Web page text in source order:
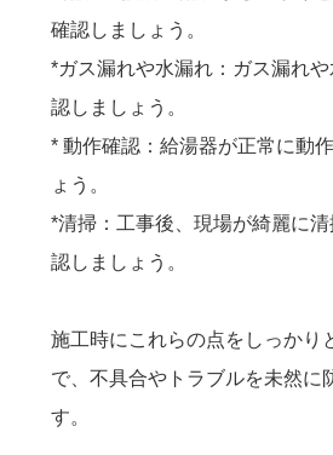
確認しましょう。
*ガス漏れや水漏れ：ガス漏れ
認しましょう。
* 動作確認：給湯器が正常に動
ょう。
*清掃：工事後、現場が綺麗に
認しましょう。
施工時にこれらの点をしっかり
で、不具合やトラブルを未然に
す。